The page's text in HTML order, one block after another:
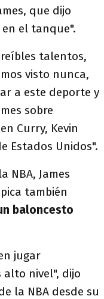
que dijo
el tanque".
talentos,
visto nunca,
a este deporte y
sobre
Curry, Kevin
Estados Unidos".
NBA, James
también
baloncesto
jugar
alto nivel", dijo
la NBA desde su